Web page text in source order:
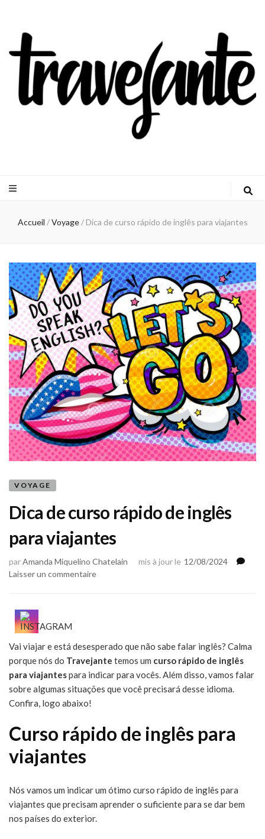
Travejante
Accueil / Voyage/ Dica de curso rápido de inglês para viajantes
VOYAGE
Dica de curso rápido de inglês
para viajantes
parAmanda Miquelino Chatelain mis à jour le 12/08/2024
Laisser un commentairesur
inglês
para
viajantes
Vai viajar e está desesperado que não sabe falar inglês? Calma
porque nós do Travejante temos um curso rápido de inglês
para viajantespara indicar para vocês. Além disso, vamos falar
sobre algumas situações que você precisará desse idioma.
Confira, logo abaixo!
Curso rápido de inglês para
viajantes
Nós vamos um indicar um ótimo curso rápido de inglês para
viajantes que precisam aprender o suficiente para se dar bem
nos países do exterior.